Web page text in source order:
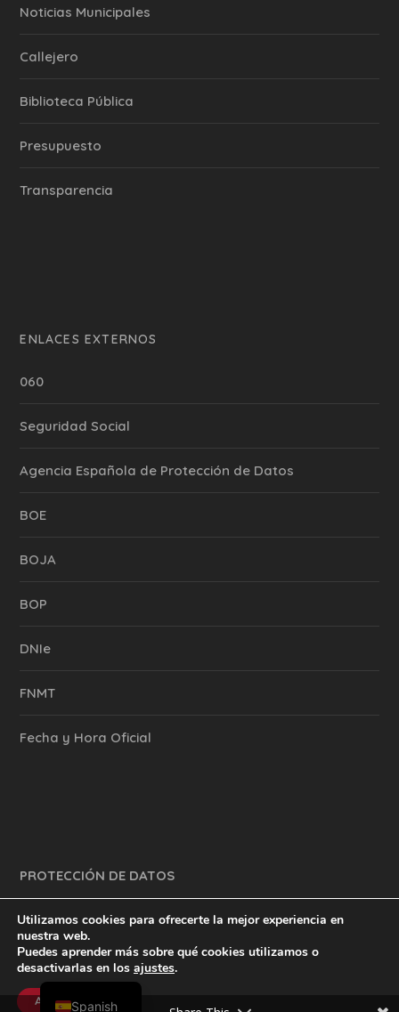
‎Noticias Municipales
Callejero
Biblioteca Pública
Presupuesto
Transparencia
ENLACES EXTERNOS
060
Seguridad Social
Agencia Española de Protección de Datos
BOE
BOJA
BOP
DNIe
FNMT
Fecha y Hora Oficial
PROTECCIÓN DE DATOS
inventtatte es Marketing Online Sevilla
Utilizamos cookies para ofrecerte la mejor experiencia en
nuestra web.
Puedes aprender más sobre qué cookies utilizamos o
desactivarlas en los ajustes.
AceptarSpanish
English